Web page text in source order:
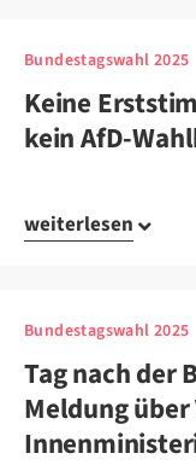
Bundestagswahl 2025
Keine
kein AfD-
weiterlesen
Bundestagswahl 2025
Tag nach der
Meldung über